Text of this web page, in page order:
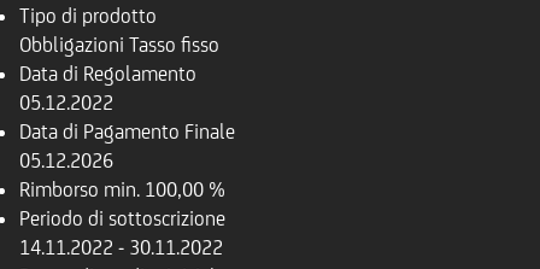
Tipo di prodotto
Obbligazioni Tasso fisso
Data di Regolamento
05.12.2022
Data di Pagamento Finale
05.12.2026
Rimborso min. 100,00 %
Periodo di sottoscrizione
14.11.2022 - 30.11.2022